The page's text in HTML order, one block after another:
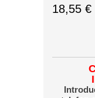
18,55 €